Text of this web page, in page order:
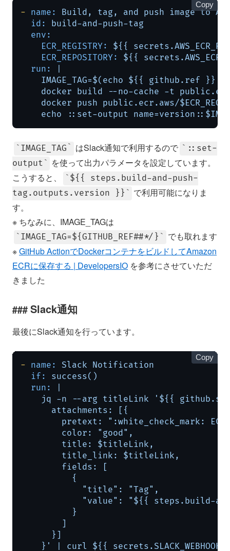
- name: Build, tag, and push image to
id:
build-and-push-tag
env:
ECR_REGISTRY:
${{
ECR_REPOSITORY:
${{
run:
IMAGE_TAG=$(echo ${{ github.ref }}
docker build --no-cache -t
docker push public.ecr.aws/
echo ::set-output
Copy
IMAGE_TAG はSlack通知で利用するので
::set-
output
を使って出力パラメータを設定しています。
こうすると、
${{ steps.build-and-push-
tag.outputs.version }}
で利用可能になりま
す。
※ ちなみに、IMAGE_TAGは
IMAGE_TAG=${GITHUB_REF##*/}
でも取れます
※GitHub ActionでDockerコンテナをビルドしてAmazon
ECRに保存する | DevelopersIO を参考にさせていただ
きました
Slack通知
最後にSlack通知を行っています。
- name: Slack Notification
if:
success()
run:
jq -n --arg titleLink '${{
      attachments: [{
pretext: ":white_check_mark: ECR
        color: "good",
        title: $titleLink,
        title_link: $titleLink,
        fields: [
          {
            "title": "Tag",
"value": "${{ steps.build-
          }
        ]
      }]
}' | curl ${{
Copy